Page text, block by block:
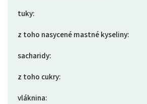
tuky:
z toho nasycené mastné kyseliny:
sacharidy:
z toho cukry:
vláknina: